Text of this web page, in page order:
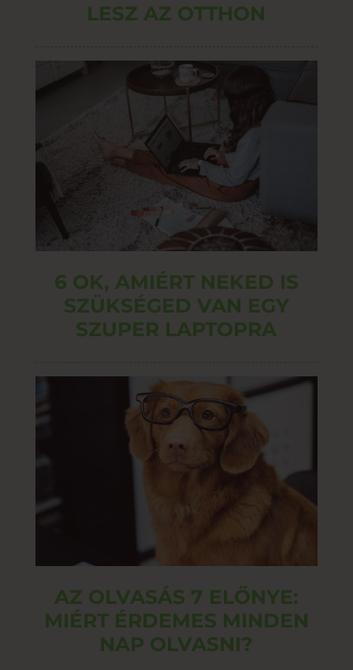
LESZ AZ OTTHON
6 OK, AMIÉRT NEKED IS
SZÜKSÉGED VAN EGY
SZUPER LAPTOPRA
AZ OLVASÁS 7 ELŐNYE:
MIÉRT ÉRDEMES MINDEN
NAP OLVASNI?